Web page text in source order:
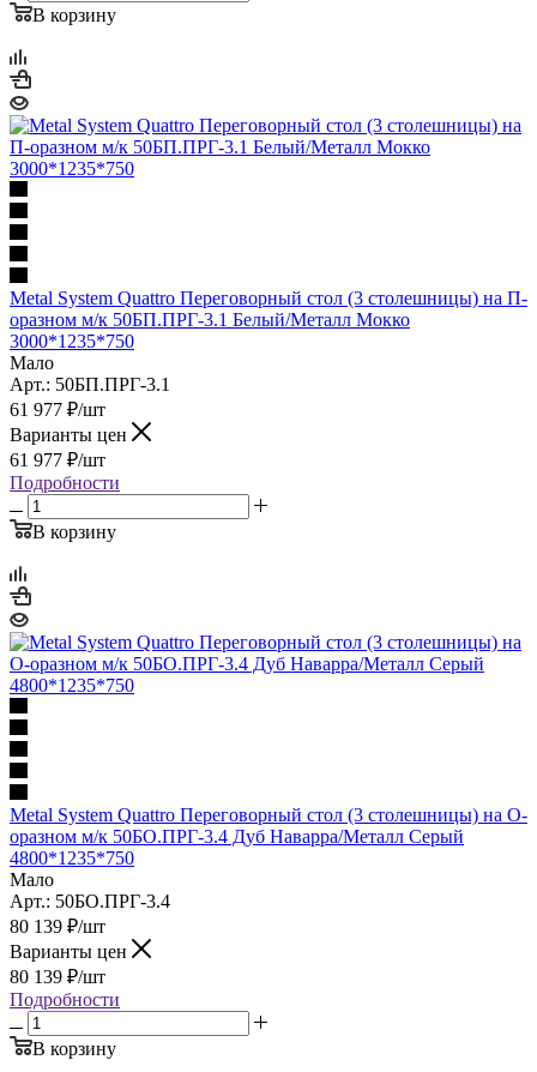
В корзину
Metal System Quattro Переговорный стол (3 столешницы) на П-
оразном м/к 50БП.ПРГ-3.1 Белый/Металл Мокко
3000*1235*750
Мало
Арт.: 50БП.ПРГ-3.1
61 977 ₽/шт
Варианты цен
61 977 ₽/шт
Подробности
В корзину
Metal System Quattro Переговорный стол (3 столешницы) на О-
оразном м/к 50БО.ПРГ-3.4 Дуб Наварра/Металл Серый
4800*1235*750
Мало
Арт.: 50БО.ПРГ-3.4
80 139 ₽/шт
Варианты цен
80 139 ₽/шт
Подробности
В корзину